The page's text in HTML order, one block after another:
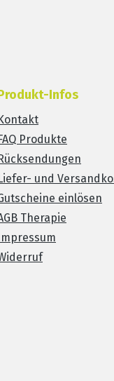
Infos
Produkte
und
einlösen
Therapie